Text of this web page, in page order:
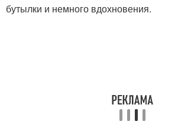
бутылки и немного вдохновения.